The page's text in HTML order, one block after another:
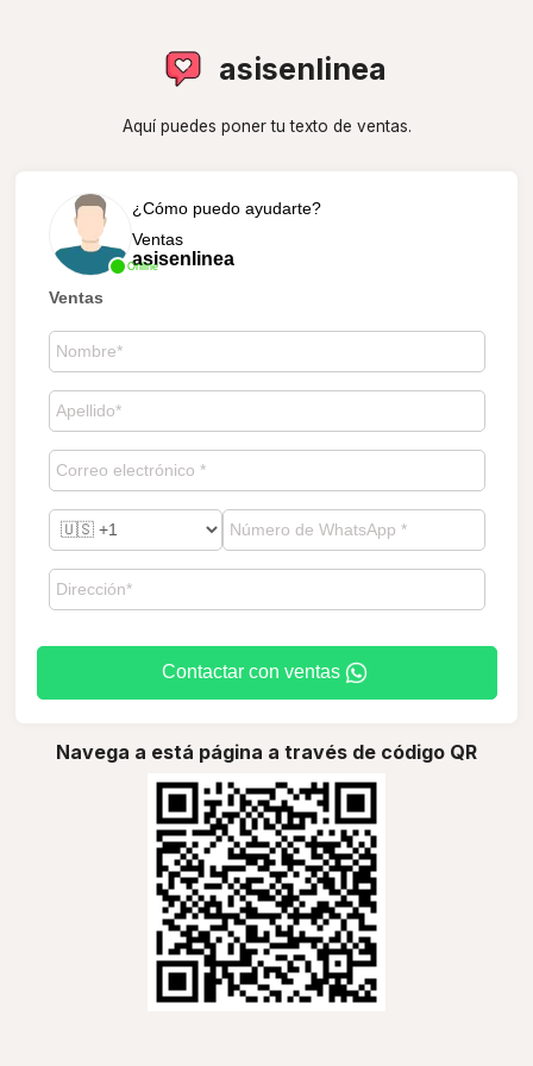
asisenlinea
Aquí puedes poner tu texto de ventas.
Online
¿Cómo puedo ayudarte?
Ventas
asisenlinea
Ventas
Contactar con ventas
Navega a está página a través de código QR